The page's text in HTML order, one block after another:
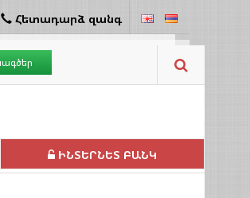
Հետադարձ զանգ
ԻՆՏԵՐՆԵՏ ԲԱՆԿ